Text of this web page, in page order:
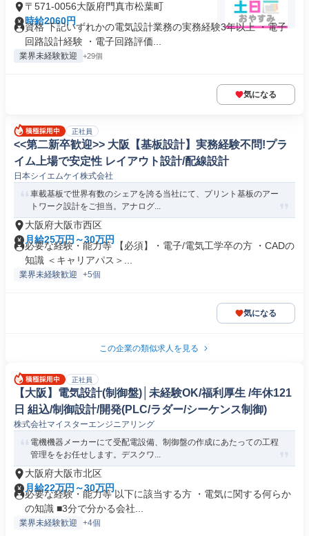
〒571-0056大阪府門真市松葉町
時給2060円
資格 下記いずれかの電気設計業務の実務経験3年以上 ・電子
回路設計経験 ・電子回路評価...
業界未経験歓迎 +29個
気になる
正社員
<<第二新卒歓迎>> 大阪【基板設計】実務経験不問!プラ
イム上場で安定性 レイアウト設計/配線設計
日本シイエムケイ株式会社
車載基板で世界有数のシェアを誇る当社にて、プリント基板のアー
トワーク設計をご担当。アナログ...
大阪府大阪市西区
月給25万円～30万円
必要な経験・能力等 【必須】・電子/電気工学卒の方 ・CADの
知識 ＜キャリアパス＞...
業界未経験歓迎 +5個
気になる
この企業の類似求人を見る
正社員
【大阪】電気設計(制御盤)│未経験OK/福利厚生 /年休121
日 組込/制御設計/開発(PLC/ラダー/シーケンス制御)
株式会社マイスターエンジニアリング
電機機器メーカーにて受配電設備、制御盤の作成にあたっての工程
管理ををお任せします。デスクワ...
大阪府大阪市北区
月給22万円～30万円
必要な経験・能力等 以下に該当する方 ・電気に関する何らか
の知識 ■3分で分かる会社...
業界未経験歓迎 +4個